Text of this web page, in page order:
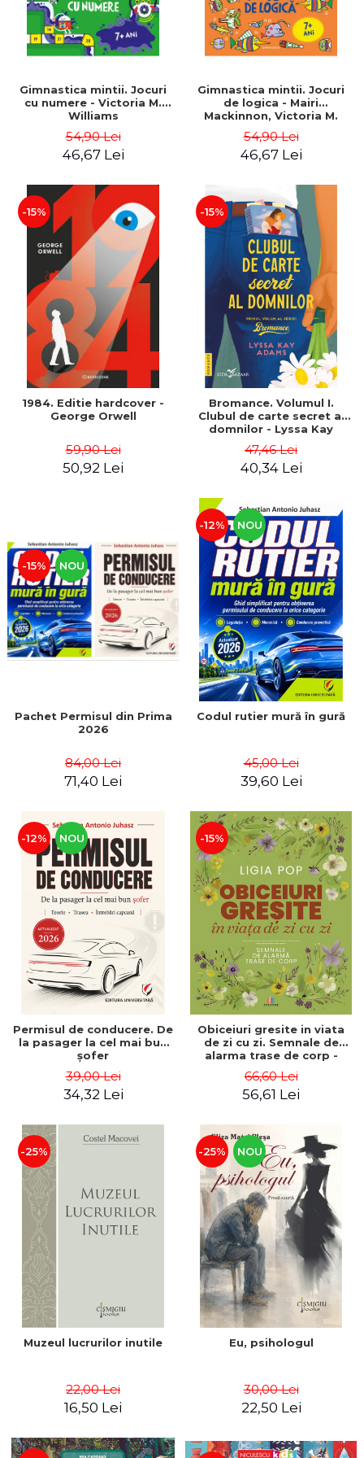
Gimnastica mintii. Jocuri
cu numere - Victoria M.
Williams
54,90 Lei
46,67 Lei
Gimnastica mintii. Jocuri
de logica - Mairi
Mackinnon, Victoria M.
54,90 Lei
46,67 Lei
-15%
1984. Editie hardcover -
George Orwell
59,90 Lei
50,92 Lei
-15%
Bromance. Volumul I.
Clubul de carte secret al
domnilor - Lyssa Kay
47,46 Lei
40,34 Lei
-15% NOU
Pachet Permisul din Prima
2026
84,00 Lei
71,40 Lei
-12% NOU
Codul rutier mură în gură
45,00 Lei
39,60 Lei
-12% NOU
Permisul de conducere. De
la pasager la cel mai bun
şofer
39,00 Lei
34,32 Lei
-15%
Obiceiuri gresite in viata
de zi cu zi. Semnale de
alarma trase de corp -
66,60 Lei
56,61 Lei
-25%
Muzeul lucrurilor inutile
22,00 Lei
16,50 Lei
-25% NOU
Eu, psihologul
30,00 Lei
22,50 Lei